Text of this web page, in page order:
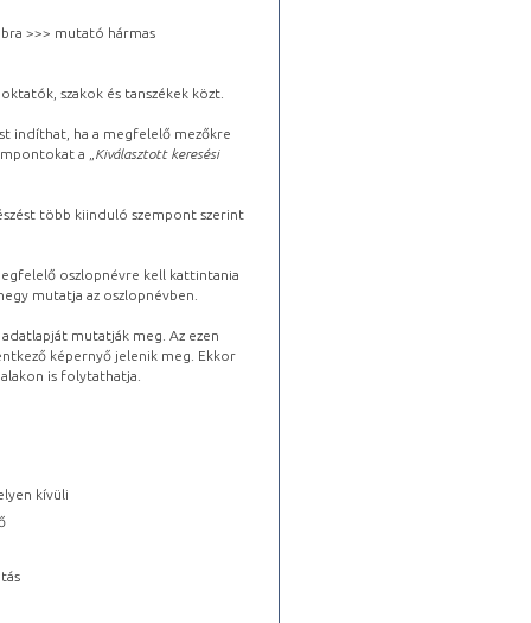
>>> mutató hármas
szakok és tanszékek közt.
indíthat, ha a megfelelő mezőkre
a „ Kiválasztott keresési
több kiinduló szempont szerint
oszlopnévre kell kattintania
mutatja az oszlopnévben.
mutatják meg. Az ezen
képernyő jelenik meg. Ekkor
is folytathatja.
kívüli